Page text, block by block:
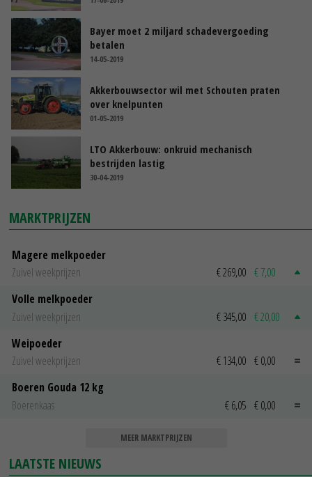
Bayer moet 2 miljard schadevergoeding
betalen
14-05-2019
Akkerbouwsector wil met Schouten praten
over knelpunten
01-05-2019
LTO Akkerbouw: onkruid mechanisch
bestrijden lastig
30-04-2019
MARKTPRIJZEN
Magere melkpoeder
Zuivel weekprijzen
€ 269,00 € 7,00
Volle melkpoeder
Zuivel weekprijzen
€ 345,00 € 20,00
Weipoeder
Zuivel weekprijzen
€ 134,00 € 0,00
Boeren Gouda 12 kg
Boerenkaas
€ 6,05 € 0,00
MEER MARKTPRIJZEN
LAATSTE NIEUWS